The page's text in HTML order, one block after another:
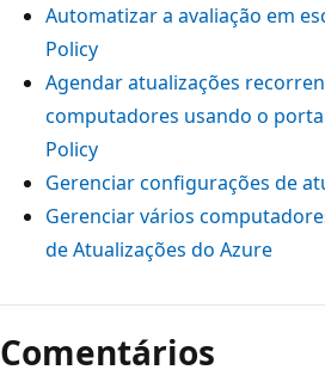
Automatizar a avaliação em
Policy
Agendar atualizações
computadores usando o
Policy
Gerenciar configurações de
Gerenciar vários
de Atualizações do Azure
Comentários